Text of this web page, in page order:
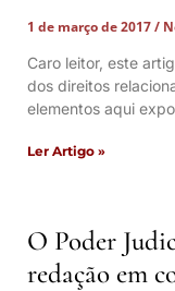
1 de março de 2017
Caro leitor, este
dos direitos
elementos aqui
Ler Artigo »
O Poder
redação em